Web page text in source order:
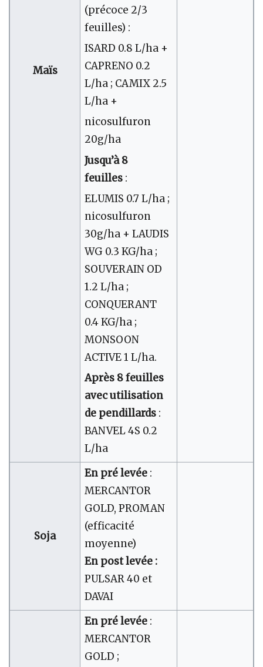
Maïs
(précoce 2/3
feuilles) :
ISARD 0.8 L/ha +
CAPRENO 0.2
L/ha ; CAMIX 2.5
L/ha +
nicosulfuron
20g/ha
Jusqu’à 8
feuilles:
ELUMIS 0.7 L/ha ;
nicosulfuron
30g/ha + LAUDIS
WG 0.3 KG/ha ;
SOUVERAIN OD
1.2 L/ha ;
CONQUERANT
0.4 KG/ha ;
MONSOON
ACTIVE 1 L/ha.
Après 8 feuilles
avec utilisation
de pendillards:
BANVEL 4S 0.2
L/ha
Soja
En pré levée:
MERCANTOR
GOLD, PROMAN
(efficacité
moyenne)
En post levée :
PULSAR 40 et
DAVAI
En pré levée:
MERCANTOR
GOLD ;